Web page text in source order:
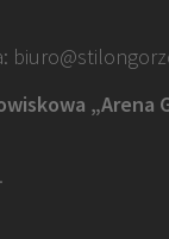
„Arena